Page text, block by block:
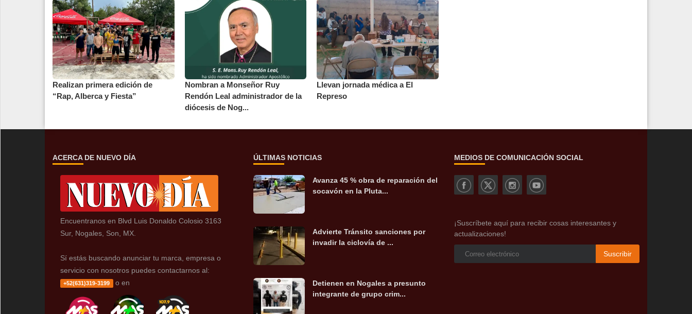
Realizan primera edición de
“Rap, Alberca y Fiesta”
Nombran a Monseñor Ruy
Rendón Leal administrador de la
diócesis de Nog...
Llevan jornada médica a El
Represo
ACERCA DE NUEVO DÍA
Encuentranos en Blvd Luis Donaldo Colosio 3163
Sur, Nogales, Son, MX.
Sí estás buscando anunciar tu marca, empresa o
servicio con nosotros puedes contactarnos al:
+52(631)319-3199 o en
ÚLTIMAS NOTICIAS
Avanza 45 % obra de reparación del
socavón en la Pluta...
Advierte Tránsito sanciones por
invadir la ciclovía de ...
Detienen en Nogales a presunto
integrante de grupo crim...
MEDIOS DE COMUNICACIÓN SOCIAL
¡Suscríbete aquí para recibir cosas interesantes y
actualizaciones!
Suscribir